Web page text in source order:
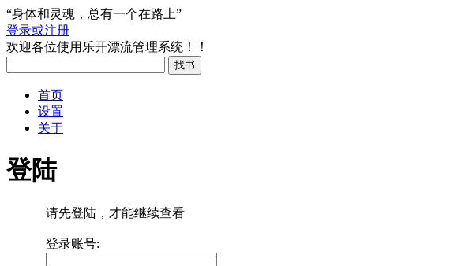
“身体和灵魂，总有一个在路上”
登录或注册
欢迎各位使用乐开漂流管理系统！！
首页
设置
关于
登陆
请先登陆，才能继续查看
登录账号: